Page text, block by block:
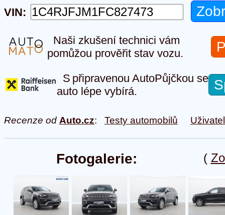
VIN:
Naši zkušení technici vám
pomůžou prověřit stav vozu.
S připravenou AutoPůjčkou se
auto lépe vybírá.
Recenze od Auto.cz: Testy automobilů
(
Fotogalerie: